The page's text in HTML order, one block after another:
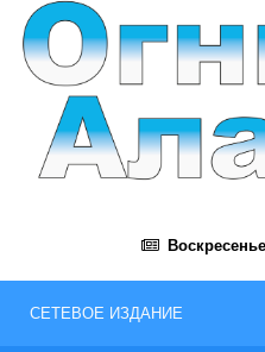
СЕТЕВОЕ ИЗДАНИЕ